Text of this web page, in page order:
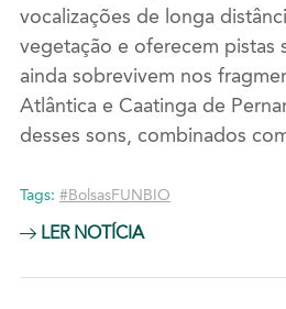
vocalizações de longa
vegetação e oferecem pistas
ainda sobrevivem nos
Atlântica e Caatinga de
desses sons, combinados
Tags: #BolsasFUNBIO
LER NOTÍCIA